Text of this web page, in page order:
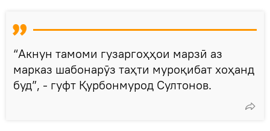
“Акнун тамоми гузаргоҳҳои марзӣ аз
марказ шабонарӯз таҳти муроқибат хоҳанд
буд”, - гуфт Қурбонмурод Султонов.